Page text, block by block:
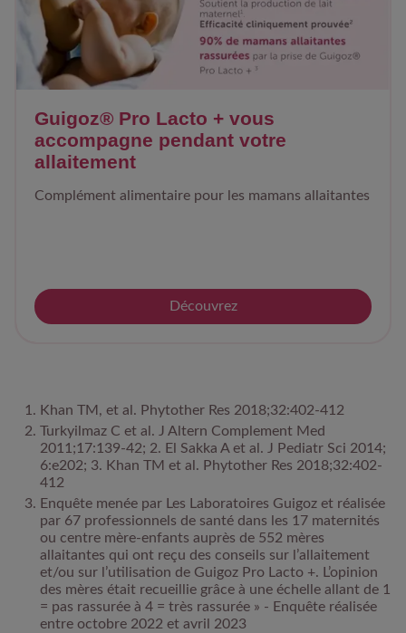
Guigoz® Pro Lacto + vous
accompagne pendant votre
allaitement
Complément alimentaire pour les mamans allaitantes
Découvrez
Khan TM, et al. Phytother Res 2018;32:402-412​
Turkyilmaz C et al. J Altern Complement Med
2011;17:139-42; 2. El Sakka A et al. J Pediatr Sci 2014;
6:e202; 3. Khan TM et al. Phytother Res 2018;32:402-
412​
Enquête menée par Les Laboratoires Guigoz et réalisée
par 67 professionnels de santé dans les 17 maternités
ou centre mère-enfants auprès de 552 mères
allaitantes qui ont reçu des conseils sur l’allaitement
et/ou sur l’utilisation de Guigoz Pro Lacto +. L’opinion
des mères était recueillie grâce à une échelle allant de 1
= pas rassurée à 4 = très rassurée » - Enquête réalisée
entre octobre 2022 et avril 2023